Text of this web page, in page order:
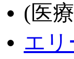
(医
エ